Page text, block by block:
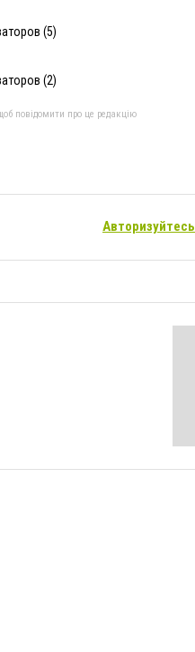
(5)
(2)
повідомити про це редакцію
Авторизуйтесь